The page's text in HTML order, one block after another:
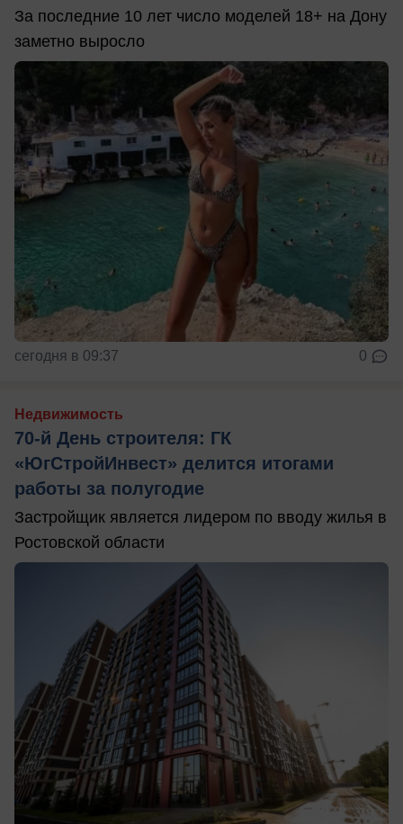
За последние 10 лет число моделей 18+ на Дону
заметно выросло
сегодня в 09:37 0
Недвижимость
70-й День строителя: ГК
«ЮгСтройИнвест» делится итогами
работы за полугодие
Застройщик является лидером по вводу жилья в
Ростовской области